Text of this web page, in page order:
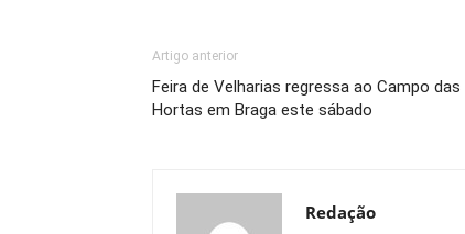
Artigo anterior
Feira de Velharias regressa ao Campo das
Hortas em Braga este sábado
Redação